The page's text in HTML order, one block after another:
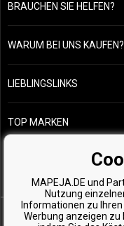
BRAUCHEN SIE HELFEN?
Wir werden
WARUM BEI UNS KAUFEN?
Allgemeine
Übersicht
Rückgabe
LIEBLINGSLINKS
TOP MARKEN
MAPEJA.DE und
Nutzung
Informationen zu
Werbung anzeigen zu